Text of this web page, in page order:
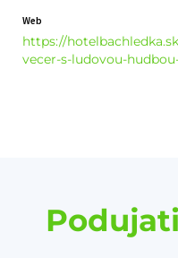
Web
https://
vecer-s-ludovou-